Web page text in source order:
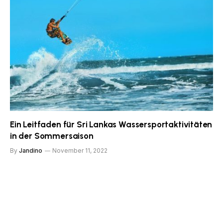
Ein Leitfaden für Sri Lankas Wassersportaktivitäten
in der Sommersaison
By Jandino November 11, 2022